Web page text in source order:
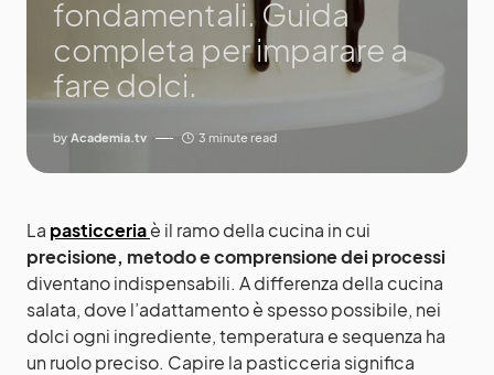
fondamentali. Guida
completa per imparare a
fare dolci.
by Academia.tv 3 minute read
La pasticceriaè il ramo della cucina in cui
precisione, metodo e comprensione dei processi
diventano indispensabili. A differenza della cucina
salata, dove l’adattamento è spesso possibile, nei
dolci ogni ingrediente, temperatura e sequenza ha
un ruolo preciso. Capire la pasticceria significa